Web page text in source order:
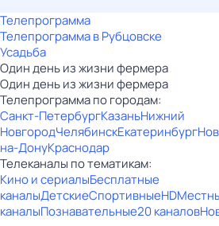
Телепрограмма
Телепрограмма в Рубцовске
Усадьба
Один дeнь из жизни фeрмера
Один дeнь из жизни фeрмера
Телепрограмма по городам:
Санкт-ПетербургКазаньНижний
НовгородЧелябинскЕкатеринбург
на-ДонуКраснодар
Телеканалы по тематикам:
Кино и сериалыБесплатные
каналыДетскиеСпортивныеHD
каналыПознавательные20 каналов